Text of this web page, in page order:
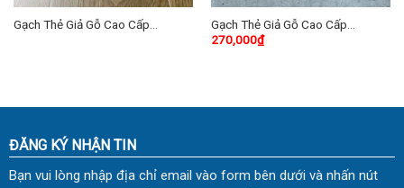
Gạch Thẻ Giả Gỗ Cao Cấp
Gạch Thẻ Giả Gỗ Cao Cấp
20×100 (cm) TDH-06
270,000₫
ĐĂNG KÝ NHẬN TIN
Bạn vui lòng nhập địa chỉ email vào form bên dưới và nhấn nút